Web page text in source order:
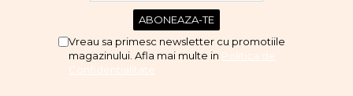
Vreau sa primesc newsletter cu promotiile
magazinului. Afla mai multe in Politica de
Confidentialitate